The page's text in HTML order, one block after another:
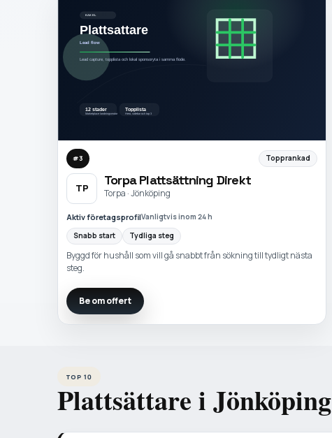
#3 Topprankad
TP
Torpa Plattsättning Direkt
Torpa · Jönköping
Aktiv företagsprofilVanligtvis inom 24 h
Snabb start
Tydliga steg
Byggd för hushåll som vill gå snabbt från sökning till tydligt nästa
steg.
Be om offert
TOP 10
Plattsättare i Jönköping